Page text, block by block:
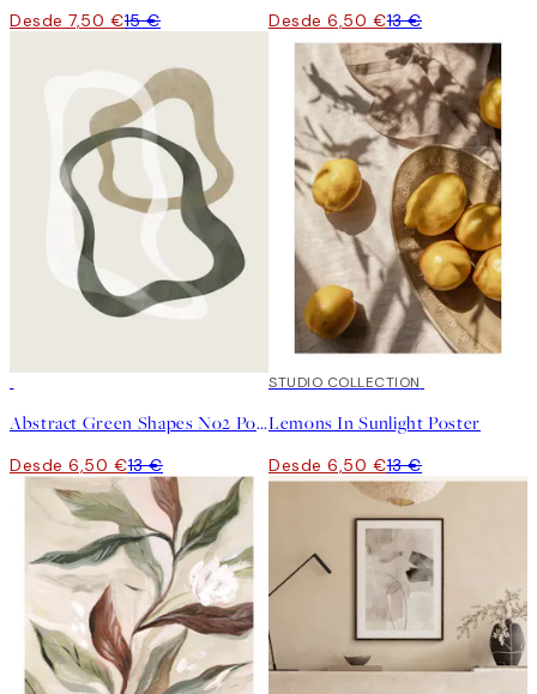
Desde 7,50 €15 € Desde 6,50 €13 €
Abstract Green Shapes No2 Poster
Desde 6,50 €13 €
50%*
STUDIO COLLECTION
Lemons In Sunlight Poster
Desde 6,50 €13 €